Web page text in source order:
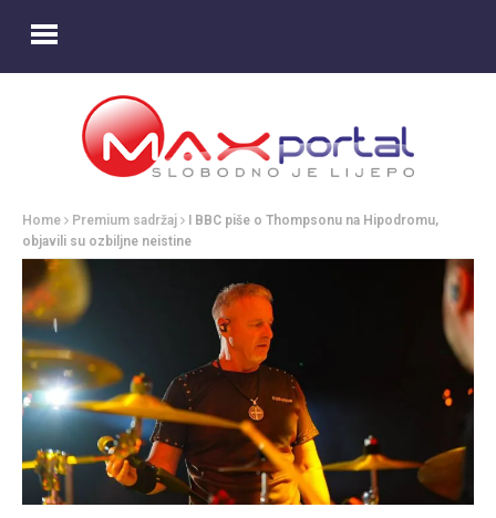
Home Premium sadržaj
I BBC piše o Thompsonu na Hipodromu,
objavili su ozbiljne neistine